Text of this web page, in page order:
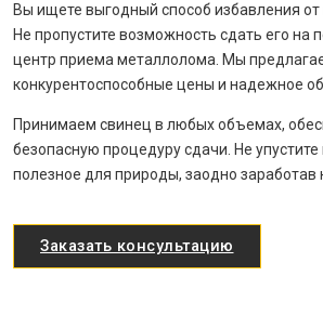
Вы ищете выгодный способ избавления от
Не пропустите возможность сдать его на
центр приема металлолома. Мы
конкурентоспособные цены и надежное
Принимаем свинец в любых объемах,
безопасную процедуру сдачи. Не
полезное для природы, заодно заработав
Заказать консультацию